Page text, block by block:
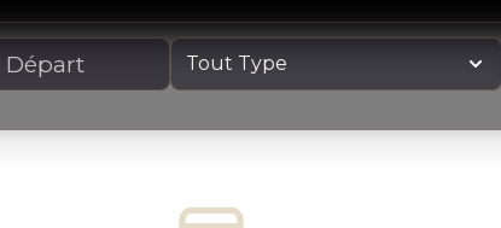
Type de yacht